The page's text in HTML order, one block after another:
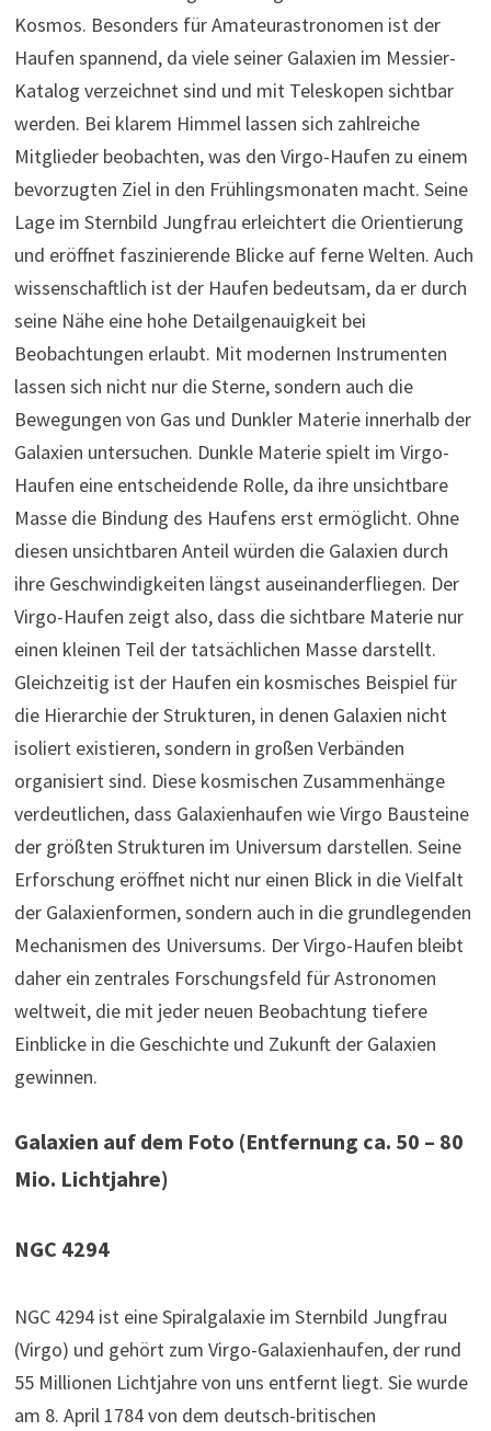
Kosmos. Besonders für Amateurastronomen ist der
Haufen spannend, da viele seiner Galaxien im Messier-
Katalog verzeichnet sind und mit Teleskopen sichtbar
werden. Bei klarem Himmel lassen sich zahlreiche
Mitglieder beobachten, was den Virgo-Haufen zu einem
bevorzugten Ziel in den Frühlingsmonaten macht. Seine
Lage im Sternbild Jungfrau erleichtert die Orientierung
und eröffnet faszinierende Blicke auf ferne Welten. Auch
wissenschaftlich ist der Haufen bedeutsam, da er durch
seine Nähe eine hohe Detailgenauigkeit bei
Beobachtungen erlaubt. Mit modernen Instrumenten
lassen sich nicht nur die Sterne, sondern auch die
Bewegungen von Gas und Dunkler Materie innerhalb der
Galaxien untersuchen. Dunkle Materie spielt im Virgo-
Haufen eine entscheidende Rolle, da ihre unsichtbare
Masse die Bindung des Haufens erst ermöglicht. Ohne
diesen unsichtbaren Anteil würden die Galaxien durch
ihre Geschwindigkeiten längst auseinanderfliegen. Der
Virgo-Haufen zeigt also, dass die sichtbare Materie nur
einen kleinen Teil der tatsächlichen Masse darstellt.
Gleichzeitig ist der Haufen ein kosmisches Beispiel für
die Hierarchie der Strukturen, in denen Galaxien nicht
isoliert existieren, sondern in großen Verbänden
organisiert sind. Diese kosmischen Zusammenhänge
verdeutlichen, dass Galaxienhaufen wie Virgo Bausteine
der größten Strukturen im Universum darstellen. Seine
Erforschung eröffnet nicht nur einen Blick in die Vielfalt
der Galaxienformen, sondern auch in die grundlegenden
Mechanismen des Universums. Der Virgo-Haufen bleibt
daher ein zentrales Forschungsfeld für Astronomen
weltweit, die mit jeder neuen Beobachtung tiefere
Einblicke in die Geschichte und Zukunft der Galaxien
gewinnen.
Galaxien auf dem Foto (Entfernung ca. 50 – 80
Mio. Lichtjahre)
NGC 4294
NGC 4294 ist eine Spiralgalaxie im Sternbild Jungfrau
(Virgo) und gehört zum Virgo-Galaxienhaufen, der rund
55 Millionen Lichtjahre von uns entfernt liegt. Sie wurde
am 8. April 1784 von dem deutsch-britischen